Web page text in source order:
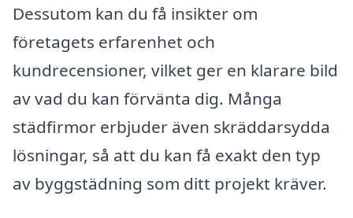
Dessutom kan du få insikter om
företagets erfarenhet och
kundrecensioner, vilket ger en klarare bild
av vad du kan förvänta dig. Många
städfirmor erbjuder även skräddarsydda
lösningar, så att du kan få exakt den typ
av byggstädning som ditt projekt kräver.